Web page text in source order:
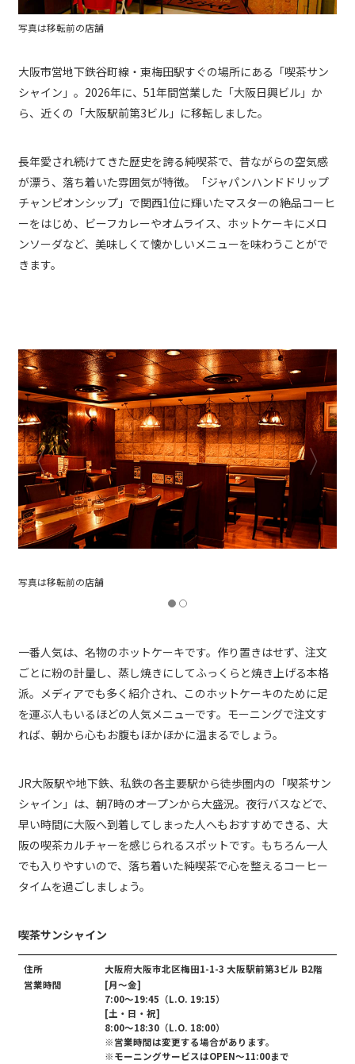
写真は移転前の店舗
大阪市営地下鉄谷町線・東梅田駅すぐの場所にある「喫茶サン
シャイン」。2026年に、51年間営業した「大阪日興ビル」か
ら、近くの「大阪駅前第3ビル」に移転しました。
長年愛され続けてきた歴史を誇る純喫茶で、昔ながらの空気感
が漂う、落ち着いた雰囲気が特徴。「ジャパンハンドドリップ
チャンピオンシップ」で関西1位に輝いたマスターの絶品コーヒ
ーをはじめ、ビーフカレーやオムライス、ホットケーキにメロ
ンソーダなど、美味しくて懐かしいメニューを味わうことがで
きます。
写真は移転前の店舗
一番人気は、名物のホットケーキです。作り置きはせず、注文
ごとに粉の計量し、蒸し焼きにしてふっくらと焼き上げる本格
派。メディアでも多く紹介され、このホットケーキのために足
を運ぶ人もいるほどの人気メニューです。モーニングで注文す
れば、朝から心もお腹もほかほかに温まるでしょう。
JR大阪駅や地下鉄、私鉄の各主要駅から徒歩圏内の「喫茶サン
シャイン」は、朝7時のオープンから大盛況。夜行バスなどで、
早い時間に大阪へ到着してしまった人へもおすすめできる、大
阪の喫茶カルチャーを感じられるスポットです。もちろん一人
でも入りやすいので、落ち着いた純喫茶で心を整えるコーヒー
タイムを過ごしましょう。
喫茶サンシャイン
住所
大阪府大阪市北区梅田1-1-3 大阪駅前第3ビル B2階
営業時間
[月～金]
7:00～19:45（L.O. 19:15）
[土・日・祝]
8:00～18:30（L.O. 18:00）
※営業時間は変更する場合があります。
※モーニングサービスはOPEN～11:00まで